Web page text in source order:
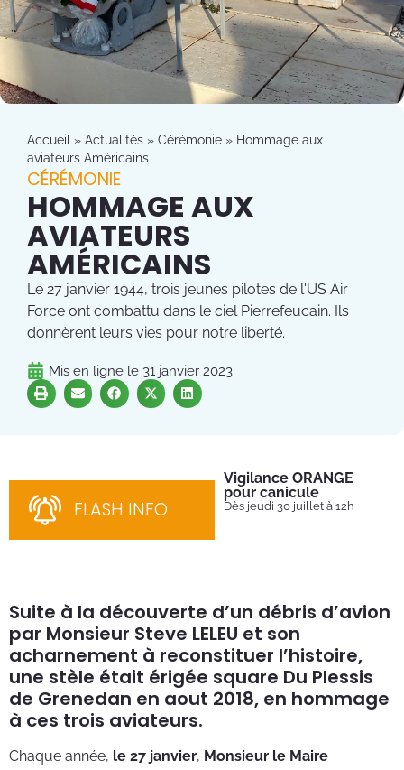
Accueil » Actualités » Cérémonie » Hommage aux
aviateurs Américains
CÉRÉMONIE
HOMMAGE AUX
AVIATEURS
AMÉRICAINS
Le 27 janvier 1944, trois jeunes pilotes de l'US Air
Force ont combattu dans le ciel Pierrefeucain. Ils
donnèrent leurs vies pour notre liberté.
Mis en ligne le 31 janvier 2023
FLASH INFO
Vigilance ORANGE
pour canicule
Dès jeudi 30 juillet à 12h
Suite à la découverte d’un débris d’avion
par Monsieur Steve LELEU et son
acharnement à reconstituer l’histoire,
une stèle était érigée square Du Plessis
de Grenedan en aout 2018, en hommage
à ces trois aviateurs.
Chaque année, le 27 janvier, Monsieur le Maire